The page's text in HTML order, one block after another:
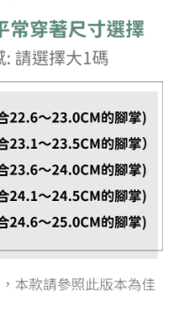
「AFTEE先享後付」服務完成之交
料，並將交易相關給付款項請求債
網址：
人或監護人之同意方可使用
不足之情形，本公司將視審查結果
訊註冊。若發現惡意使用之情形，
之使用額度並採取法律行動。
運費